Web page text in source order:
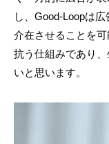
し、Good-Loopは
介在させることを
抗う仕組みであり
いと思います。